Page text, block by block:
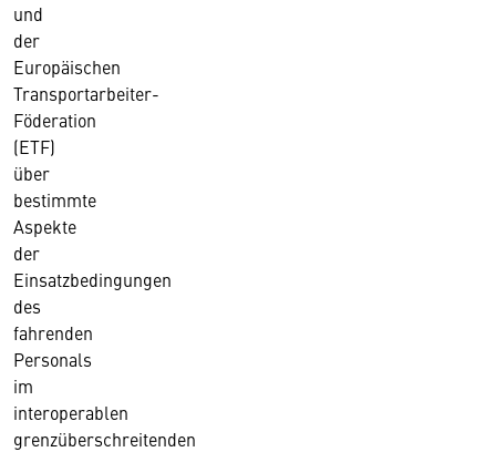
und
der
Europäischen
Transportarbeiter-
Föderation
(ETF)
über
bestimmte
Aspekte
der
Einsatzbedingungen
des
fahrenden
Personals
im
interoperablen
grenzüberschreitenden